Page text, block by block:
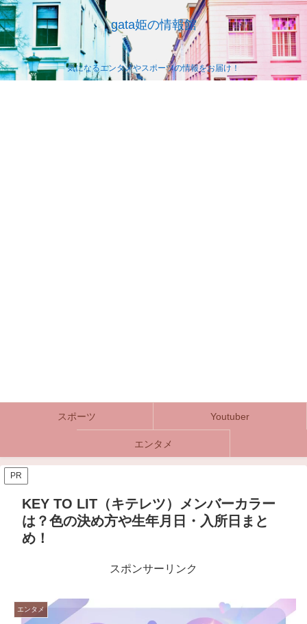
gata姫の情報館
気になるエンタメやスポーツの情報をお届け！
スポーツ Youtuber
エンタメ
PR
KEY TO LIT（キテレツ）メンバーカラー
は？色の決め方や生年月日・入所日まと
め！
スポンサーリンク
エンタメ